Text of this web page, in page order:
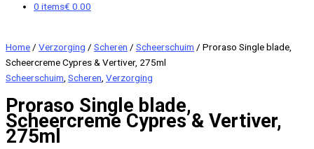
0 items€ 0.00
Home / Verzorging / Scheren / Scheerschuim / Proraso Single blade,
Scheercreme Cypres & Vertiver, 275ml
Scheerschuim Scheren Verzorging
Proraso Single blade,
Scheercreme Cypres & Vertiver,
275ml